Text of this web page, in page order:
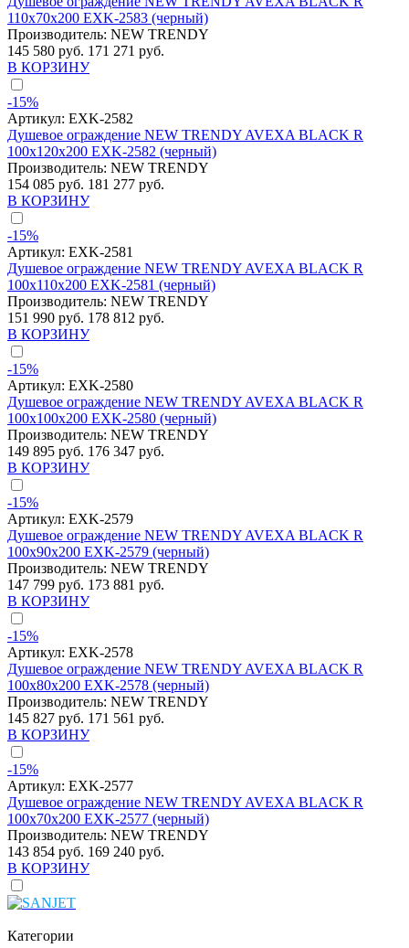
110x70x200 EXK-2583 (черный)
Производитель: NEW TRENDY
145 580 руб. 171 271 руб.
В КОРЗИНУ
-15%
Артикул: EXK-2582
Душевое ограждение NEW TRENDY AVEXA BLACK R
100x120x200 EXK-2582 (черный)
Производитель: NEW TRENDY
154 085 руб. 181 277 руб.
В КОРЗИНУ
-15%
Артикул: EXK-2581
Душевое ограждение NEW TRENDY AVEXA BLACK R
100x110x200 EXK-2581 (черный)
Производитель: NEW TRENDY
151 990 руб. 178 812 руб.
В КОРЗИНУ
-15%
Артикул: EXK-2580
Душевое ограждение NEW TRENDY AVEXA BLACK R
100x100x200 EXK-2580 (черный)
Производитель: NEW TRENDY
149 895 руб. 176 347 руб.
В КОРЗИНУ
-15%
Артикул: EXK-2579
Душевое ограждение NEW TRENDY AVEXA BLACK R
100x90x200 EXK-2579 (черный)
Производитель: NEW TRENDY
147 799 руб. 173 881 руб.
В КОРЗИНУ
-15%
Артикул: EXK-2578
Душевое ограждение NEW TRENDY AVEXA BLACK R
100x80x200 EXK-2578 (черный)
Производитель: NEW TRENDY
145 827 руб. 171 561 руб.
В КОРЗИНУ
-15%
Артикул: EXK-2577
Душевое ограждение NEW TRENDY AVEXA BLACK R
100x70x200 EXK-2577 (черный)
Производитель: NEW TRENDY
143 854 руб. 169 240 руб.
В КОРЗИНУ
Категории